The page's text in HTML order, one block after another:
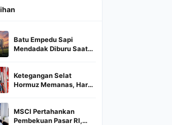
Batu Empedu Sapi
Mendadak Diburu Saat
Puluhan Juta
Ketegangan Selat
Hormuz Memanas, Harga
MSCI Pertahankan
Pembekuan Pasar RI,